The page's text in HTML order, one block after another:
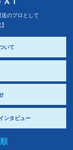
のプロとして
いて
ンタビュー